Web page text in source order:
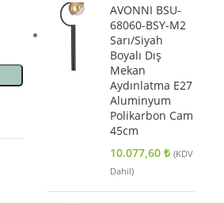
AVONNI BSU-
68060-BSY-M2
Sarı/Siyah
Boyalı Dış
Mekan
Aydınlatma E27
Aluminyum
Polikarbon Cam
45cm
10.077,60₺ (KDV
Dahil)